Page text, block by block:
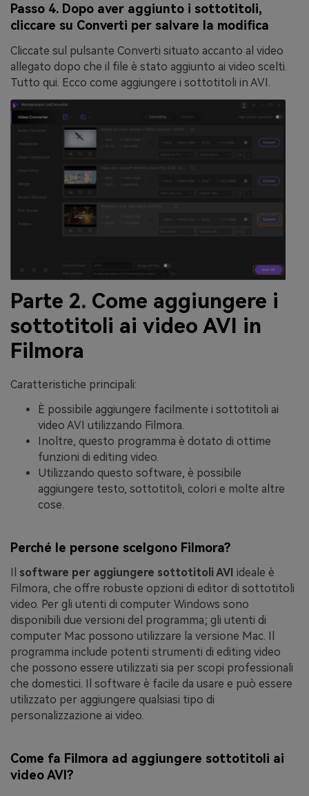
Passo 4. Dopo aver aggiunto i sottotitoli,
cliccare su Converti per salvare la modifica
Cliccate sul pulsante Converti situato accanto al video
allegato dopo che il file è stato aggiunto ai video scelti.
Tutto qui. Ecco come aggiungere i sottotitoli in AVI.
Parte 2. Come aggiungere i
sottotitoli ai video AVI in
Filmora
Caratteristiche principali:
È possibile aggiungere facilmente i sottotitoli ai
video AVI utilizzando Filmora.
Inoltre, questo programma è dotato di ottime
funzioni di editing video.
Utilizzando questo software, è possibile
aggiungere testo, sottotitoli, colori e molte altre
cose.
Perché le persone scelgono Filmora?
software per aggiungere sottotitoli AVI ideale è
Filmora, che offre robuste opzioni di editor di sottotitoli
video. Per gli utenti di computer Windows sono
disponibili due versioni del programma; gli utenti di
computer Mac possono utilizzare la versione Mac. Il
programma include potenti strumenti di editing video
che possono essere utilizzati sia per scopi professionali
che domestici. Il software è facile da usare e può essere
utilizzato per aggiungere qualsiasi tipo di
personalizzazione ai video.
Come fa Filmora ad aggiungere sottotitoli ai
video AVI?